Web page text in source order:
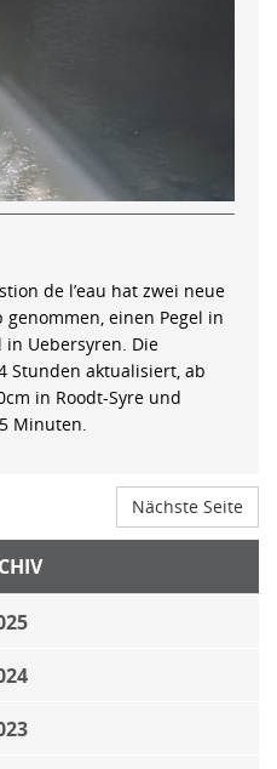
de l’eau hat zwei neue
einen Pegel in
in Uebersyren. Die
Stunden aktualisiert, ab
in Roodt-Syre und
Minuten.
Nächste Seite